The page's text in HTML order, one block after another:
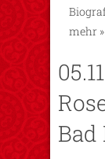
mehr »